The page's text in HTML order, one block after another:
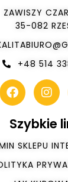
ZAWISZY
35-082
+48 514
Szybkie
SKLEPU